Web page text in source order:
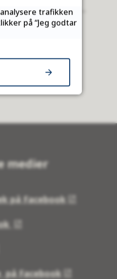
medier
på Facebook
Facebook
trafikken
på “Jeg godtar